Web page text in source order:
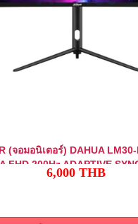
(จอมอนิเตอร์) DAHUA
FHD 200Hz ADAPTIVE
6,000 THB